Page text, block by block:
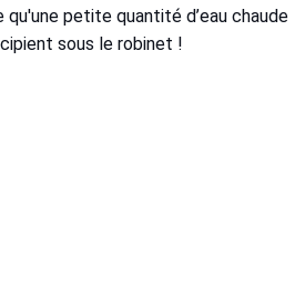
petite quantité d’eau chaude
sous le robinet !